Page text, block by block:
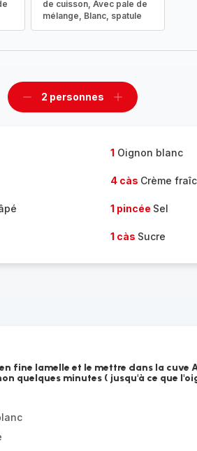
de cuisson, Avec pale de
mélange, Blanc, spatule
Supprimer
2 personnes
Ajouter
1 Oignon blanc
4 càs Crème
1 pincée Sel
1 càs Sucre
fine lamelle et le mettre dans la cuve
quelques minutes ( jusqu'à ce que